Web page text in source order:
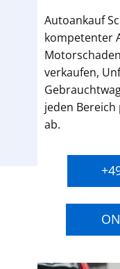
Autoankauf
kompetenter
verkaufen,
jeden
ab.